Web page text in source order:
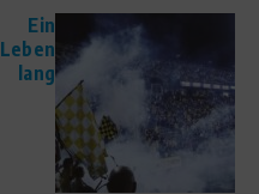
Ein
Leben
lang